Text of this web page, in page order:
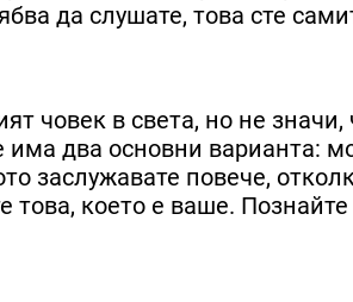
да слушате, това сте
човек в света, но не значи,
има два основни варианта:
заслужавате повече,
това, което е ваше.